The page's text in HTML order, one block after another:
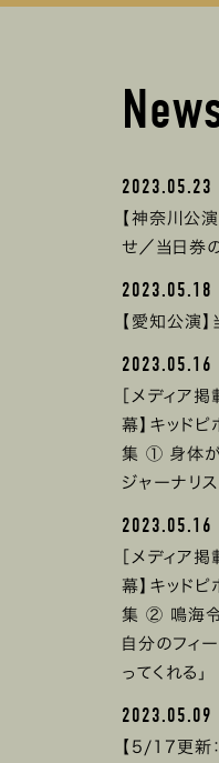
2023.05.23
【神奈川公
せ／当日券
2023.05.18
【愛知公演
2023.05.16
［メディア
幕】キッドピ
集 ① 身体が
ジャーナリス
2023.05.16
［メディア
幕】キッドピ
集 ② 鳴海令
自分のフィ
ってくれる」
2023.05.09
【5/17更新